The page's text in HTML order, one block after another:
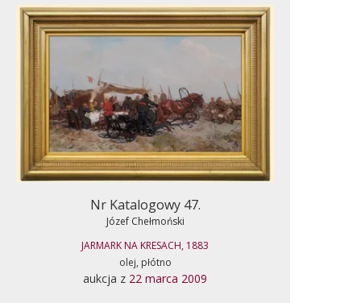
Nr Katalogowy 47.
Józef Chełmoński
JARMARK NA KRESACH, 1883
olej, płótno
aukcja z 22 marca 2009